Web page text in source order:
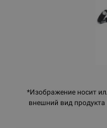
*Изображение носит
внешний вид